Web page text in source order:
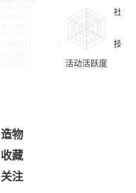
造物
收藏
关注